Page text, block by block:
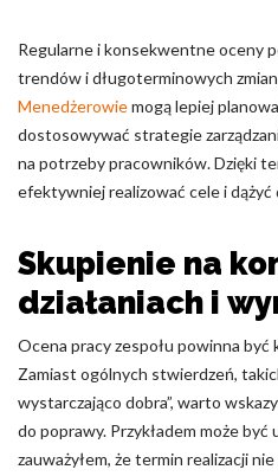
Regularne i konsekwentne oceny
trendów i długoterminowych
Menedżerowiemogą lepiej
dostosowywać strategie
na potrzeby pracowników. Dzięki
efektywniej realizować cele i dążyć
Skupienie na
działaniach i
Ocena pracy zespołu powinna
Zamiast ogólnych stwierdzeń,
wystarczająco dobra”, warto
do poprawy. Przykładem może
zauważyłem, że termin realizacji